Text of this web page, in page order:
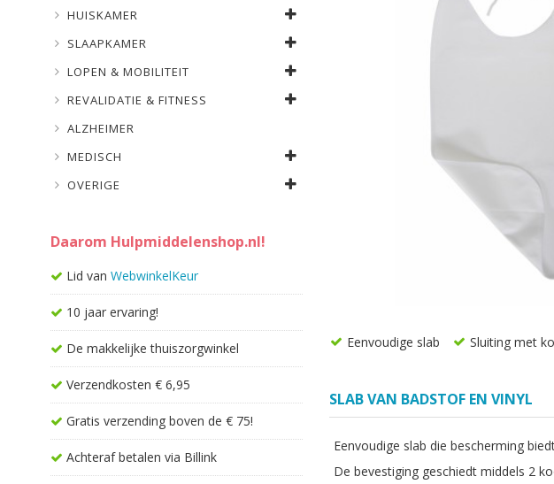
Eenvoudige slab Sluiting met
SLAB VAN BADSTOF EN VINYL
Eenvoudige slab die bescherming
De bevestiging geschiedt middels 2
HUISKAMER
SLAAPKAMER
LOPEN & MOBILITEIT
REVALIDATIE & FITNESS
ALZHEIMER
MEDISCH
OVERIGE
Daarom Hulpmiddelenshop.nl!
Lid vanWebwinkelKeur
10 jaar ervaring!
De makkelijke thuiszorgwinkel
Verzendkosten € 6,95
Gratis verzending boven de € 75!
Achteraf betalen via Billink